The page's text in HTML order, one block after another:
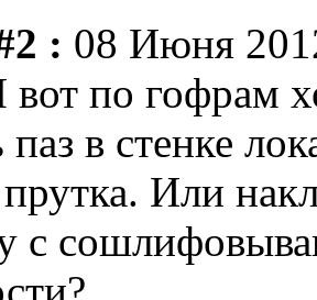
: 08 Июня
по гофрам
в стенке
Или
с